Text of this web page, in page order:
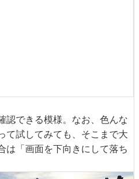
認できる模様。なお、色んな
て試してみても、そこまで大
は「画面を下向きにして落ち